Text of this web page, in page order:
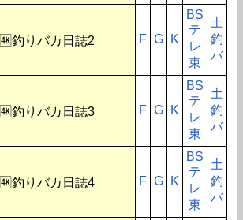
🆞釣りバカ日誌2 F G K
BS
テ
レ
東
土
釣
バ
🆞釣りバカ日誌3 F G K
BS
テ
レ
東
土
釣
バ
🆞釣りバカ日誌4 F G K
BS
テ
レ
東
土
釣
バ